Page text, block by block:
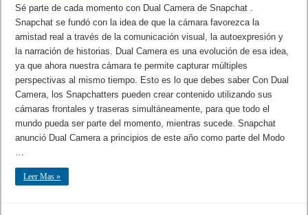
Sé parte de cada momento con Dual Camera de Snapchat .
Snapchat se fundó con la idea de que la cámara favorezca la
amistad real a través de la comunicación visual, la autoexpresión y
la narración de historias. Dual Camera es una evolución de esa idea,
ya que ahora nuestra cámara te permite capturar múltiples
perspectivas al mismo tiempo. Esto es lo que debes saber Con Dual
Camera, los Snapchatters pueden crear contenido utilizando sus
cámaras frontales y traseras simultáneamente, para que todo el
mundo pueda ser parte del momento, mientras sucede. Snapchat
anunció Dual Camera a principios de este año como parte del Modo
Leer Mas »